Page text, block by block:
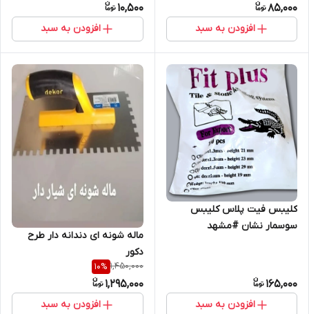
85,000
افزودن به سبد
10,500
افزودن به سبد
کلیبس فیت پلاس کلیبس
سوسمار نشان #مشهد
165,000
افزودن به سبد
ماله شونه ای دندانه دار طرح
دکور
1,450,000
10%
1,295,000
افزودن به سبد